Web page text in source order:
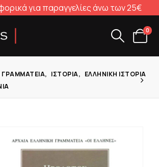
για παραγγελίες άνω των 25€
0
ΓΡΑΜΜΑΤΕΊΑ, ΙΣΤΟΡΊΑ, ΕΛΛΗΝΙΚΉ ΙΣΤΟΡΊΑ